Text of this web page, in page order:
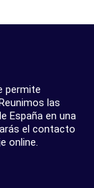
permite
las
España en una
el contacto
online.